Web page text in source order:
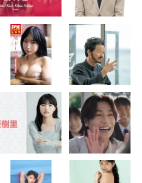
優希美青
て以来絵本が描けなくなった絵本作
ていた。ある日父が連れてきた新し
リンだった。リンリンとの性格の違
い、みどりは受け入れられない。そ
のために、父は再び絵本を描き始め
kingyo.com